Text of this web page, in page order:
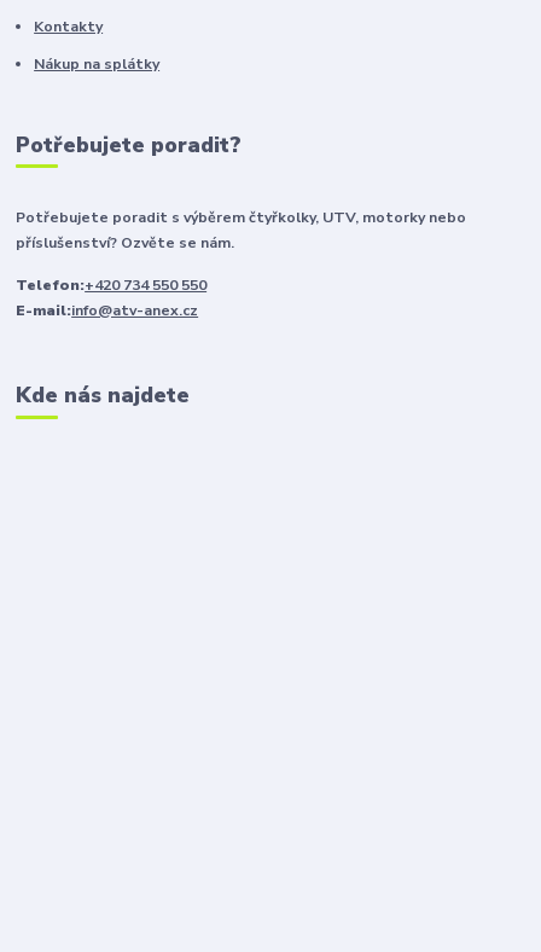
Kontakty
Nákup na splátky
Potřebujete poradit?
Potřebujete poradit s výběrem čtyřkolky, UTV, motorky nebo
příslušenství? Ozvěte se nám.
Telefon:+420 734 550 550
E-mail:info@atv-anex.cz
Kde nás najdete